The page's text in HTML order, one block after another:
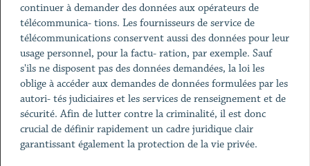
continuer à demander des données aux opérateurs de
télécommunica- tions. Les fournisseurs de service de
télécommunications conservent aussi des données pour leur
usage personnel, pour la factu- ration, par exemple. Sauf
s'ils ne disposent pas des données demandées, la loi les
oblige à accéder aux demandes de données formulées par les
autori- tés judiciaires et les services de renseignement et de
sécurité. Afin de lutter contre la criminalité, il est donc
crucial de définir rapidement un cadre juridique clair
garantissant également la protection de la vie privée.